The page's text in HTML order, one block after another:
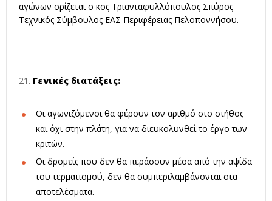
αγώνων ορίζεται ο κος Τριανταφυλλόπουλος Σπύρος
Τεχνικός Σύμβουλος ΕΑΣ Περιφέρειας Πελοποννήσου.
Γενικές διατάξεις:
Οι αγωνιζόμενοι θα φέρουν τον αριθμό στο στήθος
και όχι στην πλάτη, για να διευκολυνθεί το έργο των
κριτών.
Οι δρομείς που δεν θα περάσουν μέσα από την αψίδα
του τερματισμού, δεν θα συμπεριλαμβάνονται στα
αποτελέσματα.